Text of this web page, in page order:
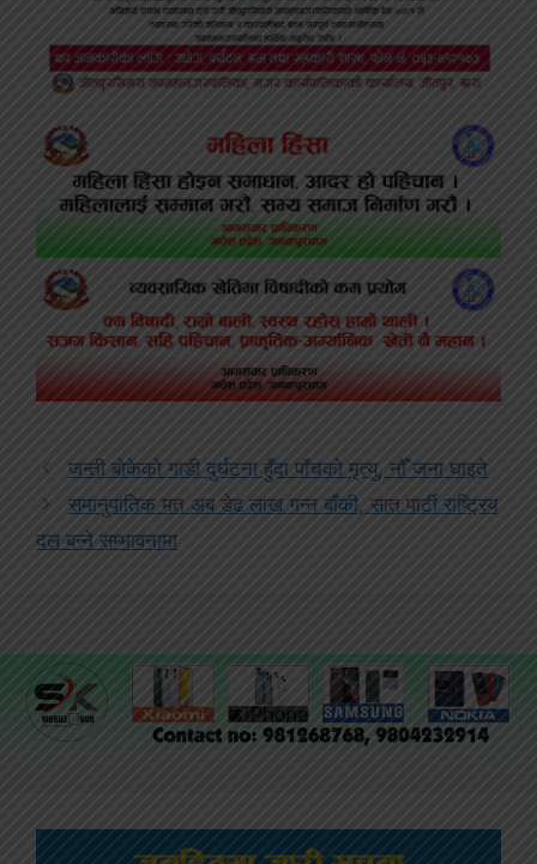
जन्ती बोकेको गाडी दुर्घटना हुँदा पाँचको मृत्यु, नौँ जना घाइते
समानुपातिक मत अब डेढ लाख गन्न बाँकी, सात पार्टी राष्ट्रिय
दल बन्ने सम्भावनामा